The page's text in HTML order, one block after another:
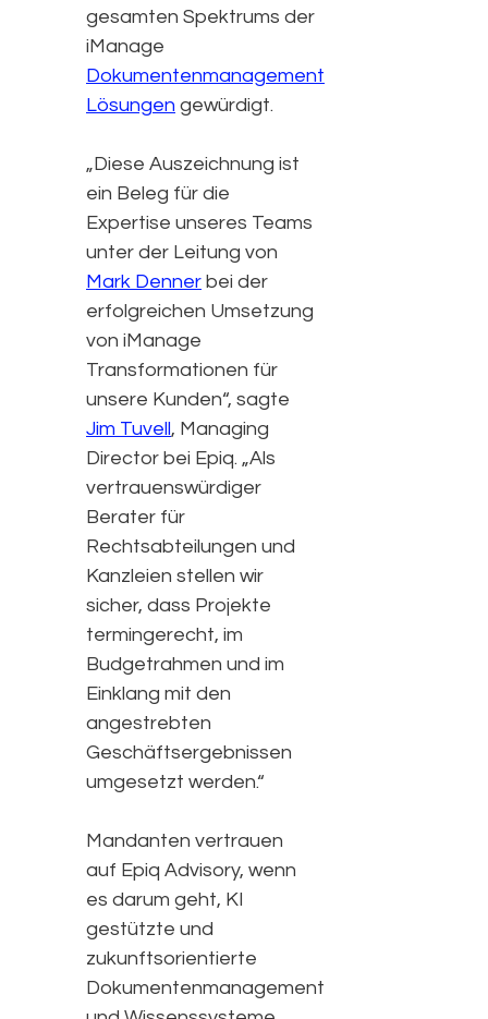
gesamten Spektrums der
iManage
Dokumentenmanagement
Lösungen gewürdigt.
„Diese Auszeichnung ist
ein Beleg für die
Expertise unseres Teams
unter der Leitung von
Mark Denner bei der
erfolgreichen Umsetzung
von iManage
Transformationen für
unsere Kunden“, sagte
Jim Tuvell, Managing
Director bei Epiq. „Als
vertrauenswürdiger
Berater für
Rechtsabteilungen und
Kanzleien stellen wir
sicher, dass Projekte
termingerecht, im
Budgetrahmen und im
Einklang mit den
angestrebten
Geschäftsergebnissen
umgesetzt werden.“
Mandanten vertrauen
auf Epiq Advisory, wenn
es darum geht, KI
gestützte und
zukunftsorientierte
Dokumentenmanagement